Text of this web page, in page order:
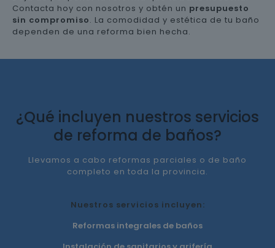
Contacta hoy con nosotros y obtén un presupuesto
sin compromiso. La comodidad y estética de tu baño
dependen de una reforma bien hecha.
¿Qué incluyen nuestros servicios
de reforma de baños?
Llevamos a cabo reformas parciales o de baño
completo en toda la provincia.
Nuestros servicios incluyen:
Reformas integrales de baños